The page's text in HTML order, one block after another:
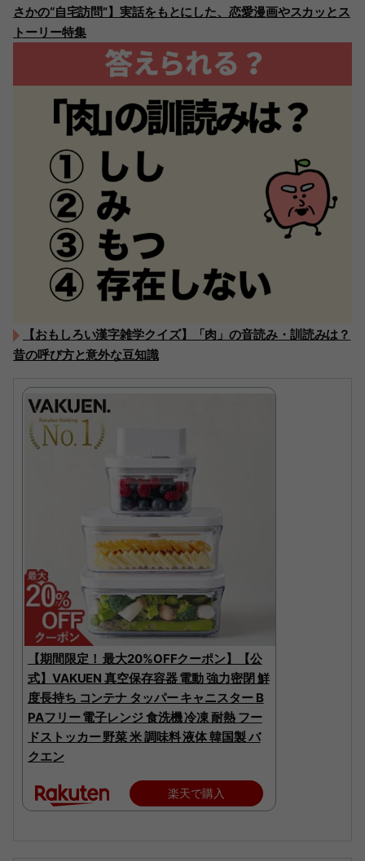
さかの“自宅訪問”】実話をもとにした、恋愛漫画やスカッとス
トーリー特集
【おもしろい漢字雑学クイズ】「肉」の音読み・訓読みは？
昔の呼び方と意外な豆知識
【期間限定！ 最大20%OFFクーポン】【公
式】VAKUEN 真空保存容器 電動 強力密閉 鮮
度長持ち コンテナ タッパー キャニスター B
PAフリー 電子レンジ 食洗機 冷凍 耐熱 フー
ドストッカー 野菜 米 調味料 液体 韓国製 バ
クエン
楽天で購入